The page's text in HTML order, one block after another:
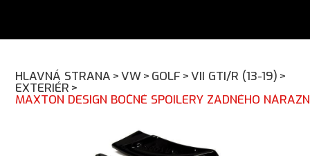
HLAVNÁ STRANA >VW> GOLF >VII GTI/R (13-19) >
EXTERIÉR >